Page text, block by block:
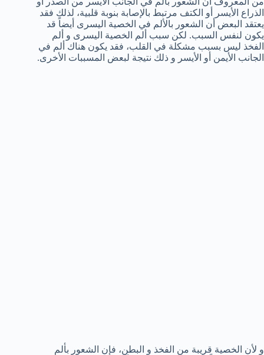
الذراع الأيسر أو الكتف مرتبط بالإصابة بنوبة قلبية، لذلك فقد
يعتقد البعض أن الشعور بالألم في الخصية اليسرى أيضاً قد
يكون لنفس السبب. لكن سبب ألم الخصية اليسرى و ألم
الفخذ ليس بسبب مشكلة في القلب، فقد يكون هناك ألم في
الجانب الأيمن أو الأيسر و ذلك نتيجة لبعض المسببات الأخرى.
و لأن الخصية قريبة من الفخذ و البطن، فإن الشعور بألم